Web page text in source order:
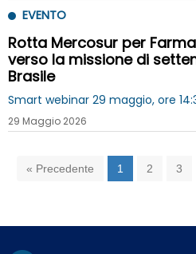
EVENTO
Rotta Mercosur per
verso la missione di
Brasile
Smart webinar 29 maggio, ore
29 Maggio 2026
« Precedente 1 2 3